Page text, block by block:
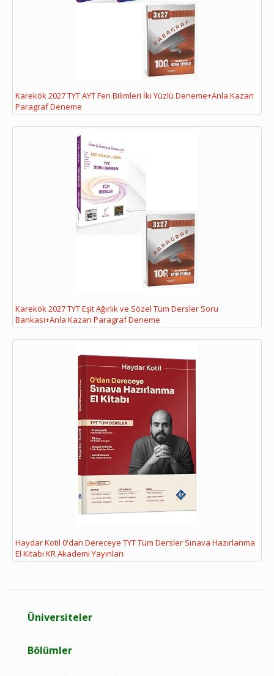
Karekök 2027 TYT AYT Fen Bilimleri İki Yüzlü Deneme+Anla Kazan
Paragraf Deneme
Karekök 2027 TYT Eşit Ağırlık ve Sözel Tüm Dersler Soru
Bankası+Anla Kazan Paragraf Deneme
Haydar Kotil 0'dan Dereceye TYT Tüm Dersler Sınava Hazırlanma
El Kitabı KR Akademi Yayınları
Üniversiteler
Bölümler